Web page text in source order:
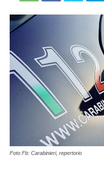
Foto Fb: Carabinieri, repertorio